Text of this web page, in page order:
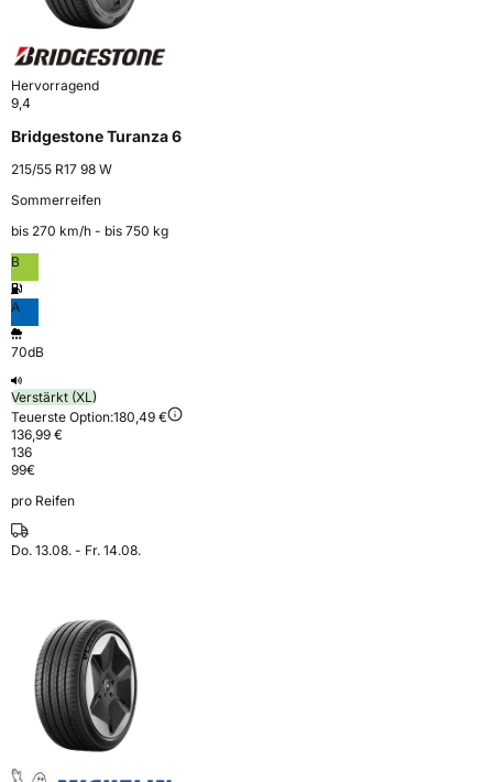
Hervorragend
9,4
Bridgestone Turanza 6
215/55 R17 98 W
Sommerreifen
bis 270 km⁠/⁠h - bis 750 kg
B
A
70dB
Verstärkt (XL)
Teuerste Option:180,49 €
136,99 €
136
99€
pro Reifen
Do. 13.08. - Fr. 14.08.